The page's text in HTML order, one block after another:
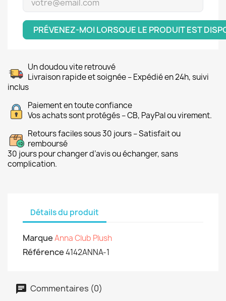
PRÉVENEZ-MOI LORSQUE LE PRODUIT EST
Un doudou vite retrouvé
Livraison rapide et soignée – Expédié en 24h, suivi
inclus
Paiement en toute confiance
Vos achats sont protégés – CB, PayPal ou virement.
Retours faciles sous 30 jours – Satisfait ou
remboursé
30 jours pour changer d’avis ou échanger, sans
complication.
Détails du produit
MarqueAnna Club Plush
Référence4142ANNA-1
Commentaires (0)